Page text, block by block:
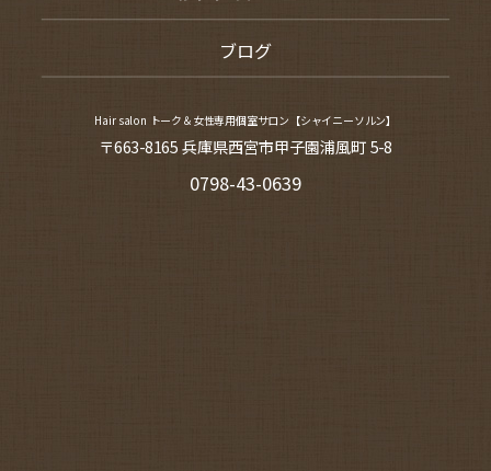
ブログ
Hair salon トーク＆女性専用個室サロン【シャイニーソルン】
〒663-8165 兵庫県西宮市甲子園浦風町 5-8
0798-43-0639